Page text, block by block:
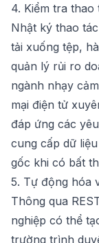
4. Kiểm tra
Nhật ký thao
tải xuống tệp,
quản lý rủi ro
ngành nhạy
mại điện tử
đáp ứng các
cung cấp dữ
gốc khi có bất
5. Tự động hóa
Thông qua
nghiệp có thể
trường trình